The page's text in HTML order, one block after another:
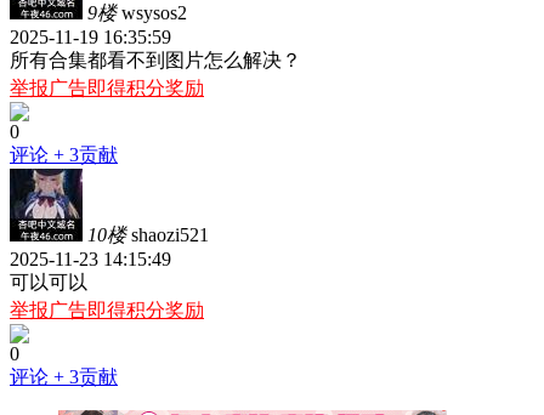
9楼 wsysos2
2025-11-19 16:35:59
所有合集都看不到图片怎么解决？
举报广告即得积分奖励
0
评论 + 3贡献
10楼 shaozi521
2025-11-23 14:15:49
可以可以
举报广告即得积分奖励
0
评论 + 3贡献